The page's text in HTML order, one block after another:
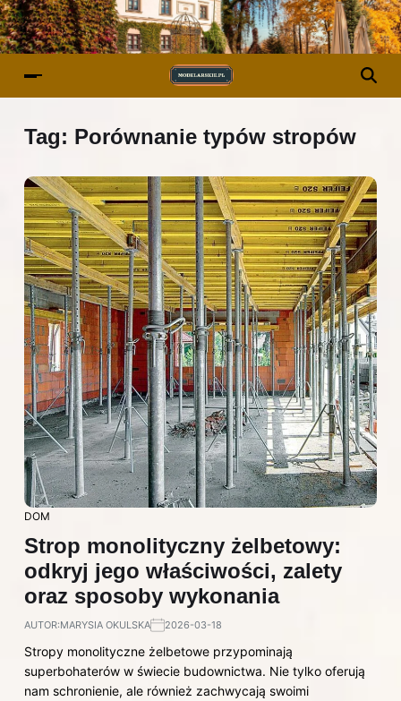
Tag: Porównanie typów stropów
DOM
Strop monolityczny żelbetowy:
odkryj jego właściwości, zalety
oraz sposoby wykonania
AUTOR:MARYSIA OKULSKA 2026-03-18
Stropy monolityczne żelbetowe przypominają
superbohaterów w świecie budownictwa. Nie tylko oferują
nam schronienie, ale również zachwycają swoimi